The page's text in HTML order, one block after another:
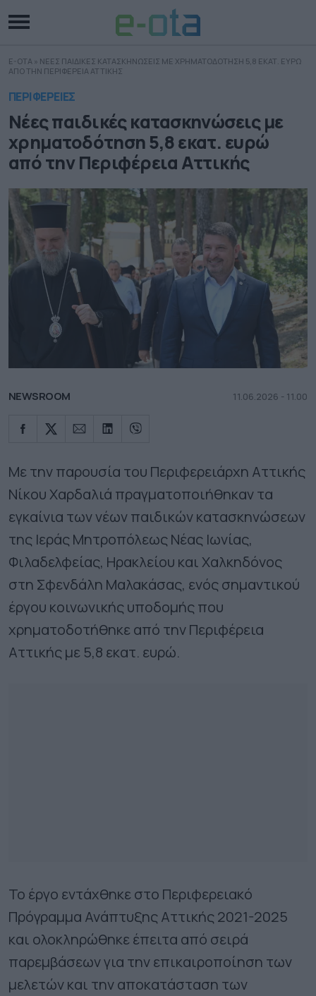
E-OTA » ΝΕΕΣ ΠΑΙΔΙΚΕΣ ΚΑΤΑΣΚΗΝΩΣΕΙΣ ΜΕ ΧΡΗΜΑΤΟΔΟΤΗΣΗ 5,8 ΕΚΑΤ. ΕΥΡΩ
ΑΠΟ ΤΗΝ ΠΕΡΙΦΕΡΕΙΑ ΑΤΤΙΚΗΣ
ΠΕΡΙΦΕΡΕΙΕΣ
Νέες παιδικές κατασκηνώσεις με
χρηματοδότηση 5,8 εκατ. ευρώ
από την Περιφέρεια Αττικής
NEWSROOM 11.06.2026 - 11.00
Με την παρουσία του Περιφερειάρχη Αττικής
Νίκου Χαρδαλιά πραγματοποιήθηκαν τα
εγκαίνια των νέων παιδικών κατασκηνώσεων
της Ιεράς Μητροπόλεως Νέας Ιωνίας,
Φιλαδελφείας, Ηρακλείου και Χαλκηδόνος
στη Σφενδάλη Μαλακάσας, ενός σημαντικού
έργου κοινωνικής υποδομής που
χρηματοδοτήθηκε από την Περιφέρεια
Αττικής με 5,8 εκατ. ευρώ.
Το έργο εντάχθηκε στο Περιφερειακό
Πρόγραμμα Ανάπτυξης Αττικής 2021-2025
και ολοκληρώθηκε έπειτα από σειρά
παρεμβάσεων για την επικαιροποίηση των
μελετών και την αποκατάσταση των